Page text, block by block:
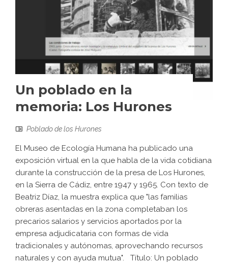
Un poblado en la
memoria: Los Hurones
Poblado de los Hurones
El Museo de Ecología Humana ha publicado una
exposición virtual en la que habla de la vida cotidiana
durante la construcción de la presa de Los Hurones,
en la Sierra de Cádiz, entre 1947 y 1965. Con texto de
Beatriz Díaz, la muestra explica que "las familias
obreras asentadas en la zona completaban los
precarios salarios y servicios aportados por la
empresa adjudicataria con formas de vida
tradicionales y autónomas, aprovechando recursos
naturales y con ayuda mutua". Título: Un poblado